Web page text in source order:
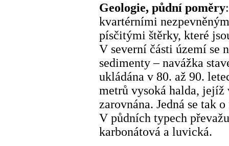
Geologie, půdní poměry
kvartérními
písčitými štěrky, které
V severní části území se
sedimenty – navážka
ukládána v 80. až 90.
metrů vysoká halda, jejíž
zarovnána. Jedná se tak
V půdních typech
karbonátová a luvická.